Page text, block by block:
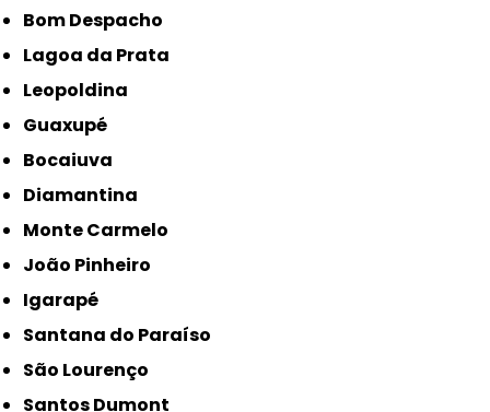
Bom Despacho
Lagoa da Prata
Leopoldina
Guaxupé
Bocaiuva
Diamantina
Monte Carmelo
João Pinheiro
Igarapé
Santana do Paraíso
São Lourenço
Santos Dumont